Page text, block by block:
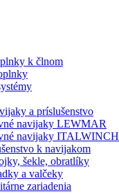
k člnom
a príslušenstvo
navijaky LEWMAR
navijaky ITALWINCH
k navijakom
šekle, obratlíky
a valčeky
zariadenia